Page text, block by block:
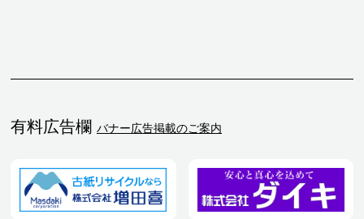
有料広告欄 バナー広告掲載のご案内